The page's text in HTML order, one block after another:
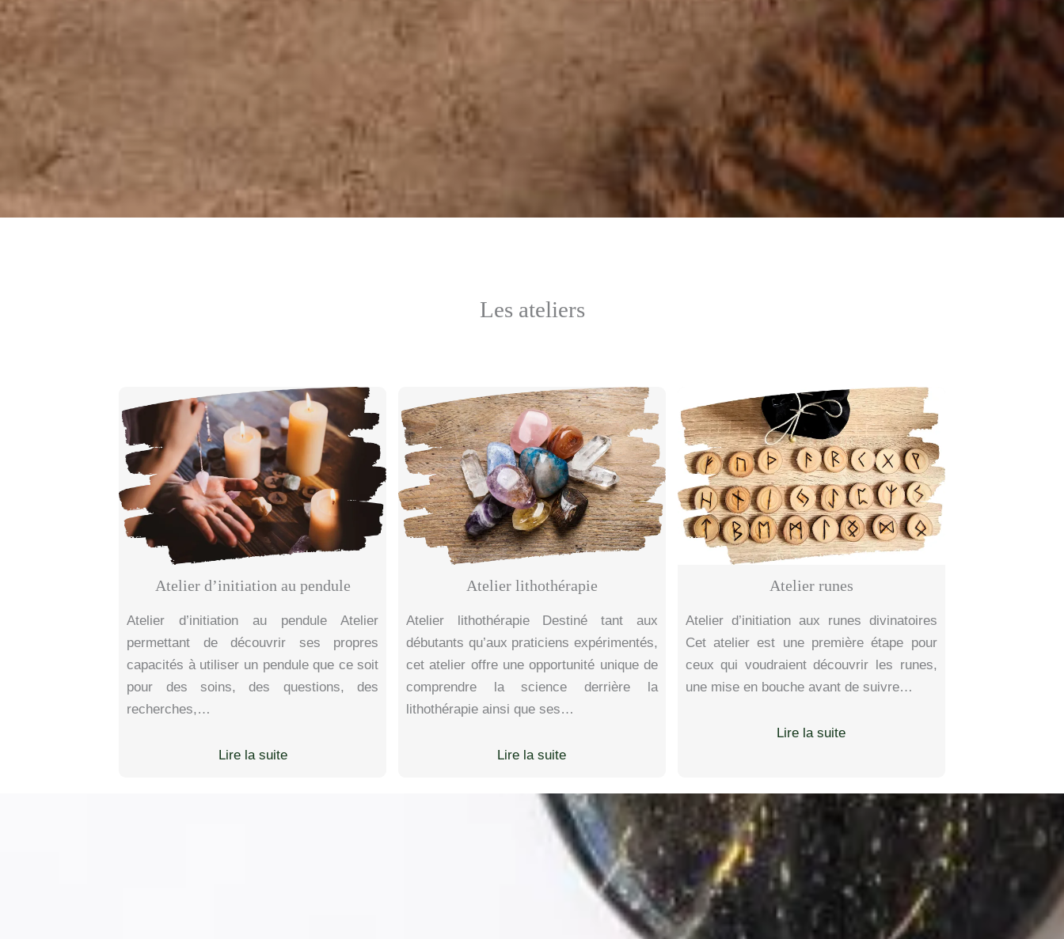
Les ateliers
Atelier d’initiation au pendule
Atelier d’initiation au pendule Atelier
permettant de découvrir ses propres
capacités à utiliser un pendule que ce soit
pour des soins, des questions, des
recherches,…
Lire la suite
Atelier lithothérapie
Atelier lithothérapie Destiné tant aux
débutants qu’aux praticiens expérimentés,
cet atelier offre une opportunité unique de
comprendre la science derrière la
lithothérapie ainsi que ses…
Lire la suite
Atelier runes
Atelier d’initiation aux runes divinatoires
Cet atelier est une première étape pour
ceux qui voudraient découvrir les runes,
une mise en bouche avant de suivre…
Lire la suite